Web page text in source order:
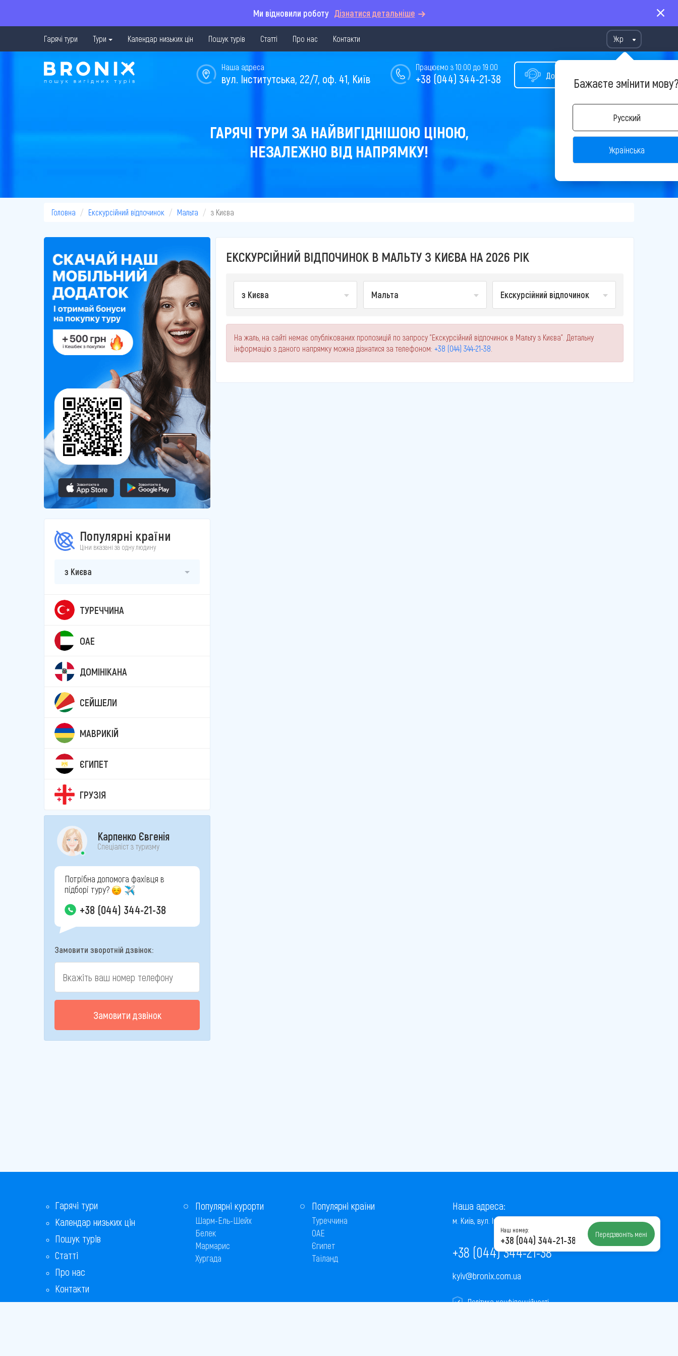
Ми відновили роботу Дізнатися детальніше
Гарячі тури Тури Календар низьких цін Пошук турів Статті Про нас Контакти Укр
Бажаєте змінити
Русский
Українська
Допомога у виборі туру
Працюємо з 10:00 до 19:00
+38 (044) 344-21-38
Наша адреса
вул. Інститутська, 22/7, оф. 41, Київ
ГАРЯЧІ ТУРИ ЗА НАЙВИГІДНІШОЮ ЦІНОЮ,
НЕЗАЛЕЖНО ВІД НАПРЯМКУ!
Головна Екскурсійний відпочинок Мальта з Києва
Популярні країни
Ціни вказані за одну людину
з Києва
ТУРЕЧЧИНА
ОАЕ
ДОМІНІКАНА
СЕЙШЕЛИ
МАВРИКІЙ
ЄГИПЕТ
ГРУЗІЯ
Карпенко Євгенія
Спеціаліст з туризму
Потрібна допомога фахівця в
підборі туру?
+38 (044) 344-21-38
Замовити зворотній дзвінок:
Замовити дзвінок
ЕКСКУРСІЙНИЙ ВІДПОЧИНОК В МАЛЬТУ З КИЄВА НА 2026 РІК
з Києва Мальта Екскурсійний відпочинок
На жаль, на сайті немає опублікованих пропозицій по запросу "Екскурсійний відпочинок в Мальту з Києва". Детальну
інформацію з даного напрямку можна дізнатися за телефоном: +38 (044) 344-21-38
Гарячі тури
Календар низьких цін
Пошук турів
Статті
Про нас
Контакти
Бонусна програма
Популярні курорти
Шарм-Ель-Шейх
Белек
Мармарис
Хургада
Популярні країни
Туреччина
ОАЕ
Єгипет
Таїланд
Наша адреса:
м. Київ, вул. Інститутська, 22/7, оф. 41
+38 (044) 344-21-38
kyiv@bronix.com.ua
Політика конфіденційності
Наш номер:
+38 (044) 344-21-38 Передзвоніть мені